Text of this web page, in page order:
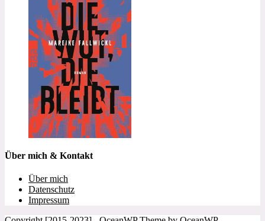
Über mich & Kontakt
Über mich
Datenschutz
Impressum